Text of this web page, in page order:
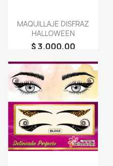
MAQUILLAJE DISFRAZ
HALLOWEEN
$ 3.000,00
favorite_border